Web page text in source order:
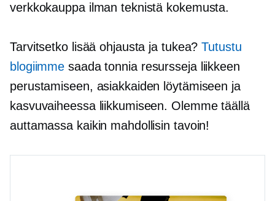
verkkokauppa ilman teknistä kokemusta.
Tarvitsetko lisää ohjausta ja tukea?Tutustu
blogiimme saada tonnia resursseja liikkeen
perustamiseen, asiakkaiden löytämiseen ja
kasvuvaiheessa liikkumiseen. Olemme täällä
auttamassa kaikin mahdollisin tavoin!